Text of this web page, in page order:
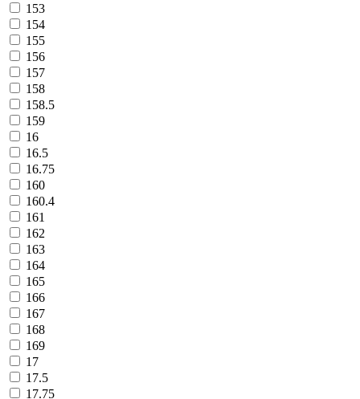
153
154
155
156
157
158
158.5
159
16
16.5
16.75
160
160.4
161
162
163
164
165
166
167
168
169
17
17.5
17.75